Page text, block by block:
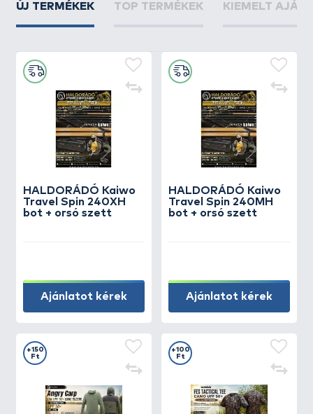
ÚJ TERMÉKEK TOP TERMÉKEK KIEMELT
HALDORÁDÓ Kaiwo
Travel Spin 240XH
bot + orsó szett
Ajánlatot kérek
HALDORÁDÓ Kaiwo
Travel Spin 240MH
bot + orsó szett
Ajánlatot kérek
+150
Ft
+100
Ft